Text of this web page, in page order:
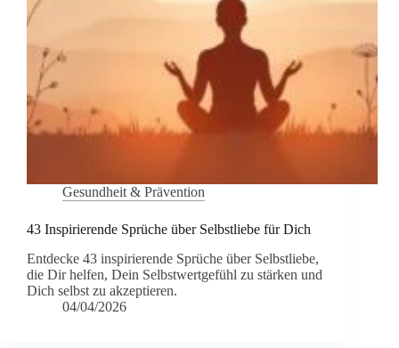
Gesundheit & Prävention
43 Inspirierende Sprüche über Selbstliebe für Dich
Entdecke 43 inspirierende Sprüche über Selbstliebe,
die Dir helfen, Dein Selbstwertgefühl zu stärken und
Dich selbst zu akzeptieren.
04/04/2026